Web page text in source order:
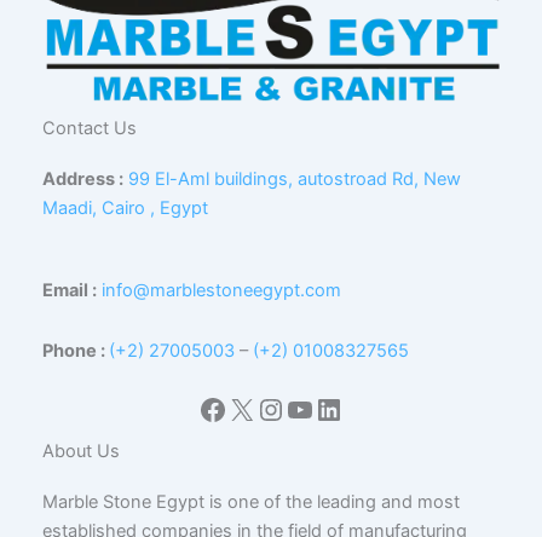
Contact Us
Address : 99 El-Aml buildings, autostroad Rd, New
Maadi, Cairo , Egypt
Email : info@marblestoneegypt.com
Phone : (+2) 27005003 – (+2) 01008327565
Facebook
X Instagram
YouTube
LinkedIn
About Us
Marble Stone Egypt is one of the leading and most
established companies in the field of manufacturing